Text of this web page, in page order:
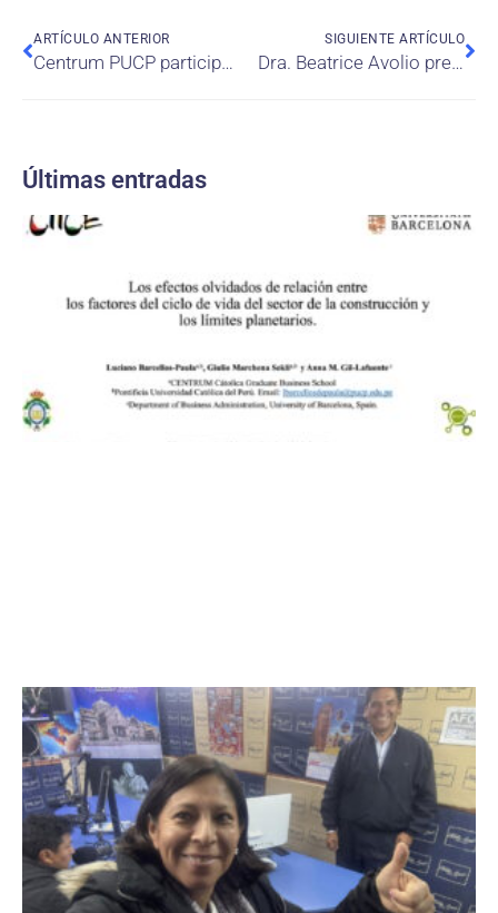
ARTÍCULO ANTERIOR
Centrum PUCP participa en la conferencia más importante sobre trabajo y familia
SIGUIENTE ARTÍCULO
Dra. Beatrice Avolio presente en el lanzamiento del libro «Mujeres en el Bicentenario: Mujeres en el conocimiento»
Últimas entradas